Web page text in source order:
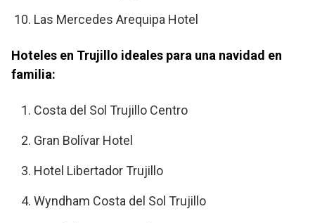
Las Mercedes Arequipa Hotel
Hoteles en Trujillo ideales para una navidad en
familia:
Costa del Sol Trujillo Centro
Gran Bolívar Hotel
Hotel Libertador Trujillo
Wyndham Costa del Sol Trujillo